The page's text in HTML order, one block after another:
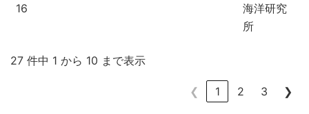
16
海洋研究
所
27 件中 1 から 10 まで表示
❮ 1 2 3 ❯